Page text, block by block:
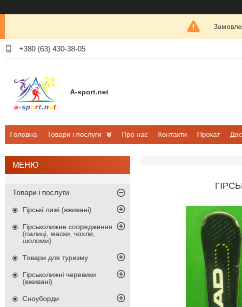
+380 (63) 430-38-05
A-sport.net
Головна Товари і послуги Про нас Контакти Прокат
Товари і послуги
Гірські лижі (вживані)
Гірськолижне спорядження
(палиці, маски, чохли,
шоломи)
Товари для туризму
Гірськолижні черевики
(вживані)
Сноуборди